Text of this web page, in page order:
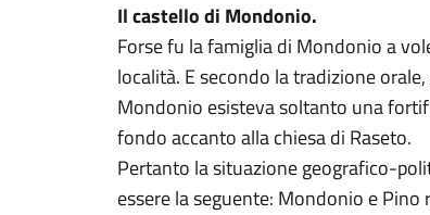
Il castello di Mondonio.
Forse fu la famiglia di Mondonio a
località. E secondo la tradizione
Mondonio esisteva soltanto una
fondo accanto alla chiesa di Raseto.
Pertanto la situazione geografico-
essere la seguente: Mondonio e